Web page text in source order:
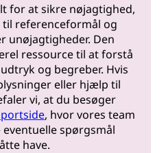
for at sikre nøjagtighed,
referenceformål og
unøjagtigheder. Den
ressource til at forstå
og begreber. Hvis
eller hjælp til
vi, at du besøger
, hvor vores team
spørgsmål
have.